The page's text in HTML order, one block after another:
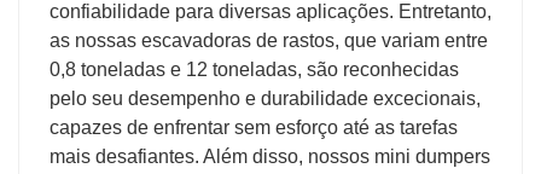
confiabilidade para diversas aplicações. Entretanto,
as nossas escavadoras de rastos, que variam entre
0,8 toneladas e 12 toneladas, são reconhecidas
pelo seu desempenho e durabilidade excecionais,
capazes de enfrentar sem esforço até as tarefas
mais desafiantes. Além disso, nossos mini dumpers